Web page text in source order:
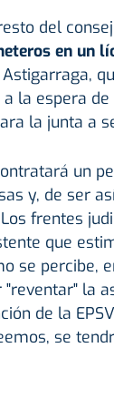
del
en un
la espera
la junta a
un
y, de ser
frentes
que
se percibe,
la
de la
se